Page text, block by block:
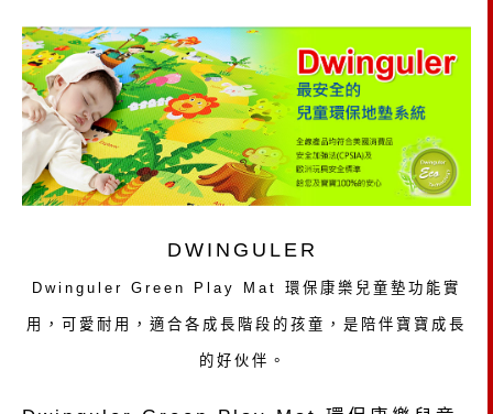
DWINGULER
Dwinguler Green Play Mat 環保康樂兒童墊功能實
用，可愛耐用，適合各成長階段的孩童，是陪伴寶寶成長
的好伙伴。